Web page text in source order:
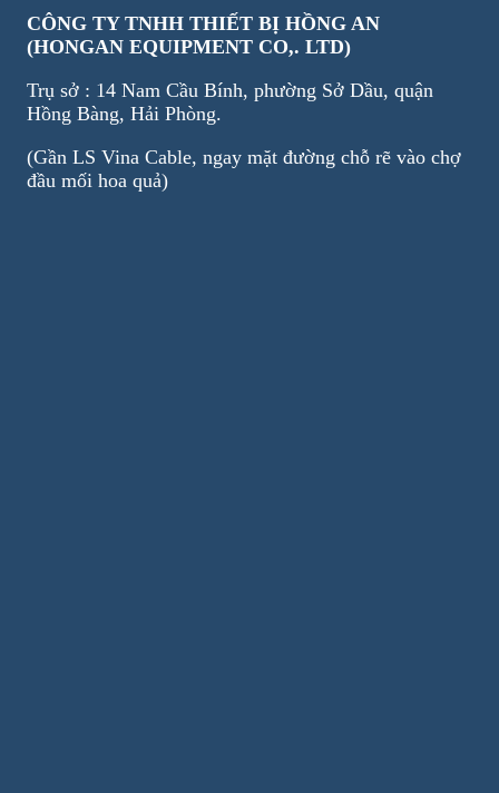
CÔNG TY TNHH THIẾT BỊ HỒNG AN
(HONGAN EQUIPMENT CO,. LTD)
Trụ sở : 14 Nam Cầu Bính, phường Sở Dầu, quận
Hồng Bàng, Hải Phòng.
(Gần LS Vina Cable, ngay mặt đường chỗ rẽ vào chợ
đầu mối hoa quả)